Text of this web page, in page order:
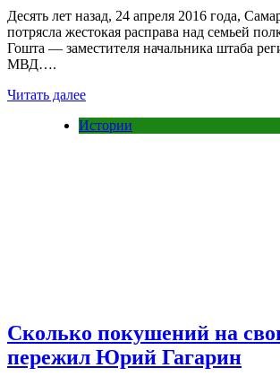
Десять лет назад, 24 апреля 2016 года,
потрясла жестокая расправа над семьей
Гошта — заместителя начальника штаба
МВД….
Читать далее
Истории
Сколько покушений на
пережил Юрий Гагарин